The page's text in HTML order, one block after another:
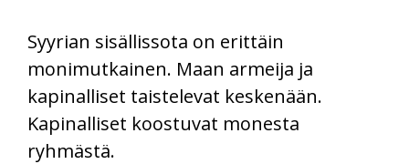
Syyrian sisällissota on erittäin
monimutkainen. Maan armeija ja
kapinalliset taistelevat keskenään.
Kapinalliset koostuvat monesta
ryhmästä.